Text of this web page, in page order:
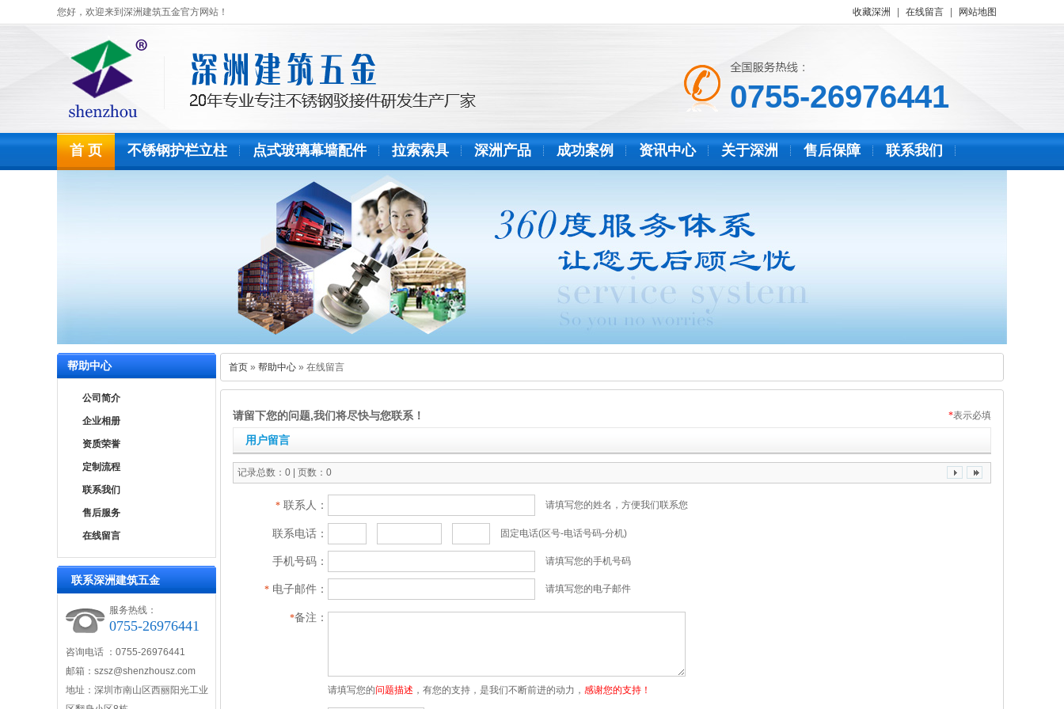
收藏深洲 在线留言 网站地图
您好，欢迎来到深洲建筑五金官方网站！
0755-26976441
首 页 不锈钢护栏立柱 点式玻璃幕墙配件 拉索索具 深洲产品 成功案例 资讯中心 关于深洲 售后保障 联系我们
帮助中心
公司简介
企业相册
资质荣誉
定制流程
联系我们
售后服务
在线留言
联系深洲建筑五金
服务热线：
0755-26976441
咨询电话 ：0755-26976441
邮箱：szsz@shenzhousz.com
地址：深圳市南山区西丽阳光工业
首页 » 帮助中心 » 在线留言
*表示必填
请留下您的问题,我们将尽快与您联系！
用户留言
记录总数：0 | 页数：0
* 联系人： 请填写您的姓名，方便我们联系您
联系电话： 固定电话(区号-电话号码-分机)
手机号码： 请填写您的手机号码
* 电子邮件： 请填写您的电子邮件
*备注：
请填写您的问题描述 ，有您的支持，是我们不断前进的动力， 感谢您的支持！